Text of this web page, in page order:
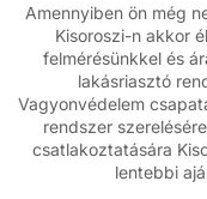
Amennyiben ön még
Kisoroszi-n akkor
felmérésünkkel és
lakásriasztó
Vagyonvédelem
rendszer
csatlakoztatására
lentebbi